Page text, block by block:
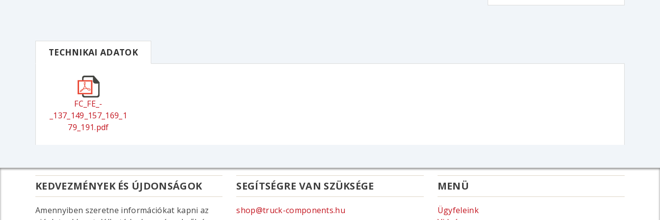
TECHNIKAI ADATOK
FC_FE_-
_137_149_157_169_1
79_191.pdf
KEDVEZMÉNYEK ÉS ÚJDONSÁGOK
Amennyiben szeretne információkat kapni az
SEGÍTSÉGRE VAN SZÜKSÉGE
shop@truck-components.hu
MENÜ
Ügyfeleink